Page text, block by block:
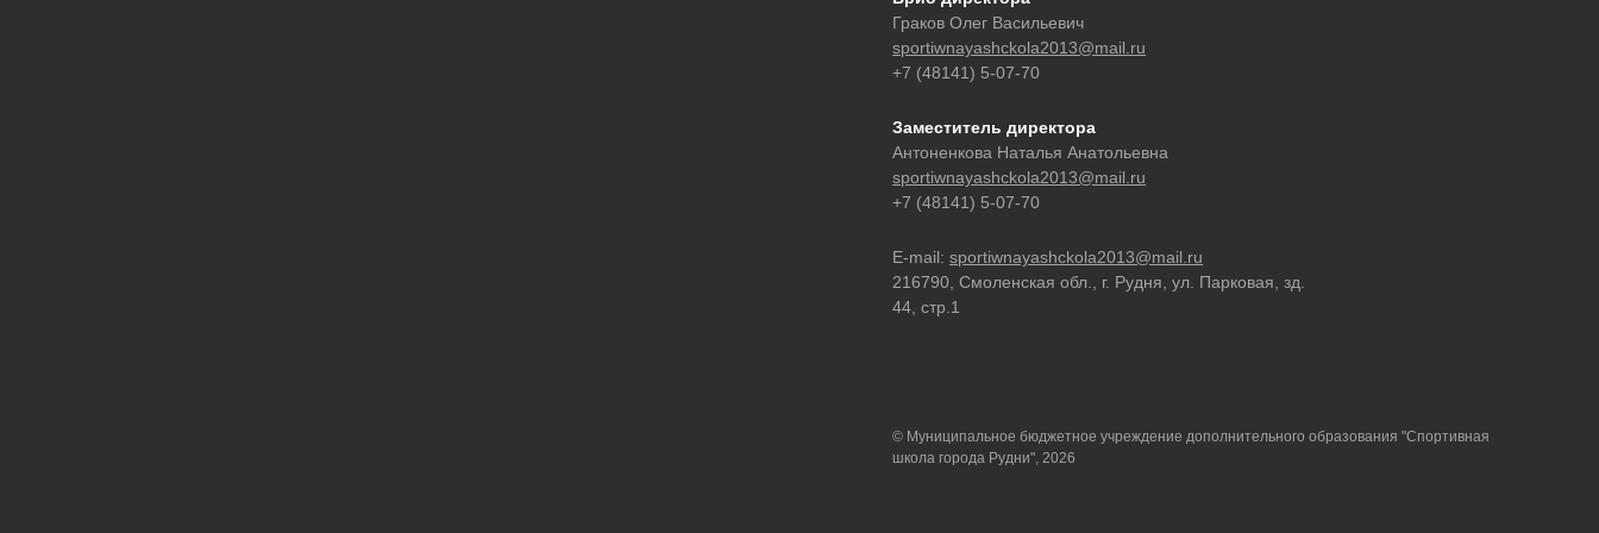
Граков Олег Васильевич
sportiwnayashckola2013@mail.ru
+7 (48141) 5-07-70
Заместитель директора
Антоненкова Наталья Анатольевна
sportiwnayashckola2013@mail.ru
+7 (48141) 5-07-70
E-mail:sportiwnayashckola2013@mail.ru
216790, Смоленская обл., г. Рудня, ул. Парковая, зд.
44, стр.1
© Муниципальное бюджетное учреждение дополнительного образования "Спортивная
школа города Рудни", 2026